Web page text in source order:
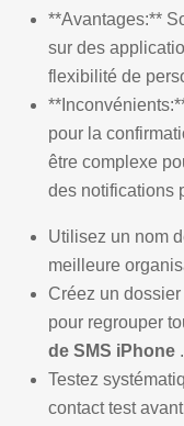
**Avantages:**
sur des
flexibilité de
pour la
être complexe
des notifications
Utilisez un nom
meilleure
Créez un
pour regrouper
de SMS iPhone .
Testez
contact test